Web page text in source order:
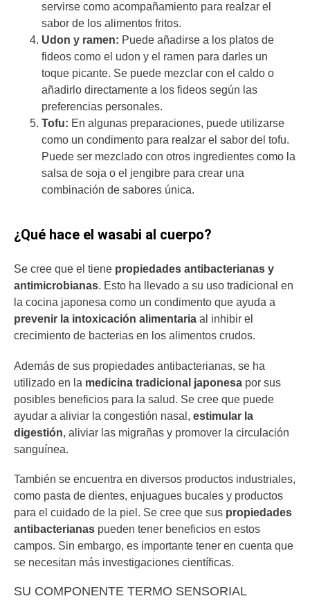
servirse como acompañamiento para realzar el
sabor de los alimentos fritos.
Udon y ramen: Puede añadirse a los platos de
fideos como el udon y el ramen para darles un
toque picante. Se puede mezclar con el caldo o
añadirlo directamente a los fideos según las
preferencias personales.
Tofu: En algunas preparaciones, puede utilizarse
como un condimento para realzar el sabor del tofu.
Puede ser mezclado con otros ingredientes como la
salsa de soja o el jengibre para crear una
combinación de sabores única.
¿Qué hace el wasabi al cuerpo?
Se cree que el tiene propiedades antibacterianas y
antimicrobianas. Esto ha llevado a su uso tradicional en
la cocina japonesa como un condimento que ayuda a
prevenir la intoxicación alimentaria al inhibir el
crecimiento de bacterias en los alimentos crudos.
Además de sus propiedades antibacterianas, se ha
utilizado en la medicina tradicional japonesa por sus
posibles beneficios para la salud. Se cree que puede
ayudar a aliviar la congestión nasal, estimular la
digestión, aliviar las migrañas y promover la circulación
sanguínea.
También se encuentra en diversos productos industriales,
como pasta de dientes, enjuagues bucales y productos
para el cuidado de la piel. Se cree que sus propiedades
antibacterianas pueden tener beneficios en estos
campos. Sin embargo, es importante tener en cuenta que
se necesitan más investigaciones científicas.
SU COMPONENTE TERMO SENSORIAL